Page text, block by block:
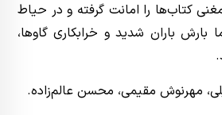
کتاب‌ها را امانت گرفته و در حیاط
باران شدید و خرابکاری گاوها،
مهرنوش مقیمی، محسن عالم‌زاده.